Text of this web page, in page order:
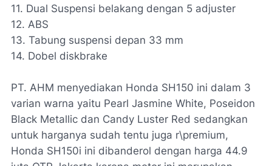
11. Dual Suspensi belakang dengan 5 adjuster
12. ABS
13. Tabung suspensi depan 33 mm
14. Dobel diskbrake
PT. AHM menyediakan Honda SH150 ini dalam 3
varian warna yaitu Pearl Jasmine White, Poseidon
Black Metallic dan Candy Luster Red sedangkan
untuk harganya sudah tentu juga r\premium,
Honda SH150i ini dibanderol dengan harga 44.9